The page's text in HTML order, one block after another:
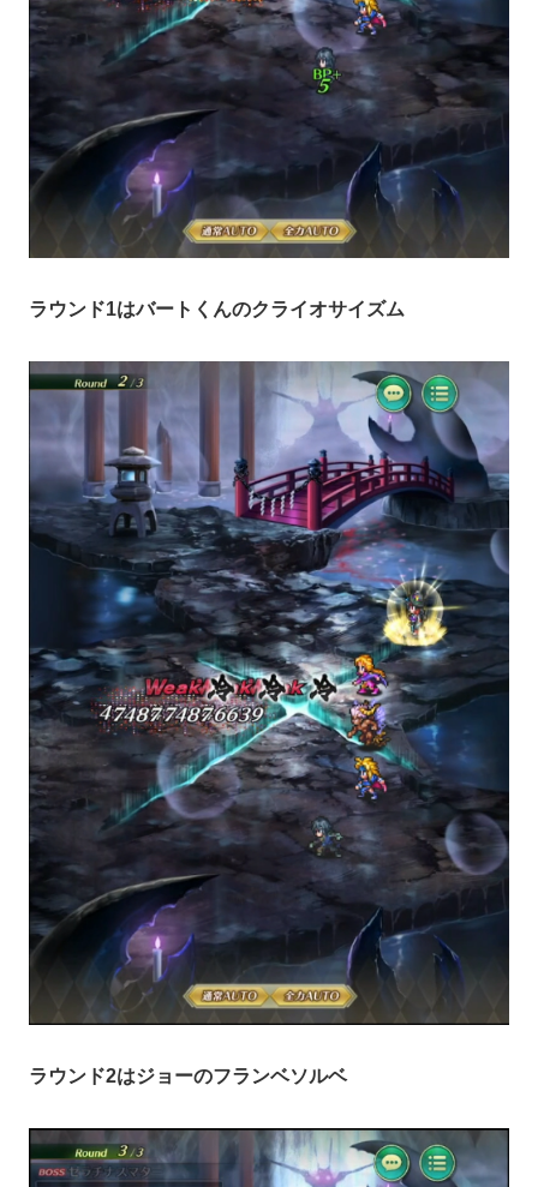
ラウンド1はバートくんのクライオサイズム
ラウンド2はジョーのフランベソルベ